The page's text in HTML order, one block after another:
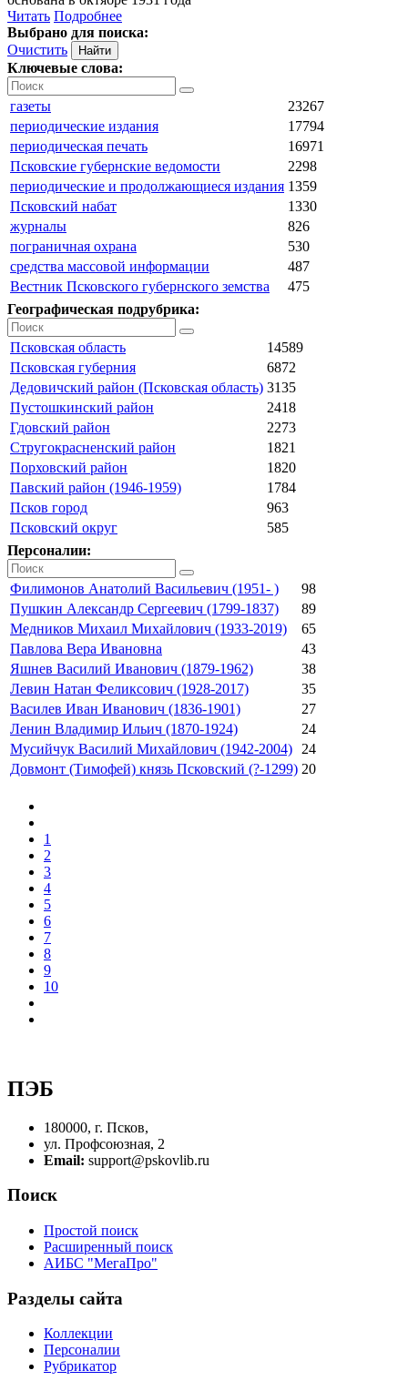
Читать Подробнее
Выбрано для поиска:
Очистить
Ключевые слова:
газеты
23267
периодические издания
17794
периодическая печать
16971
Псковские губернские ведомости
2298
периодические и продолжающиеся издания 1359
Псковский набат
1330
журналы
826
пограничная охрана
530
средства массовой информации
487
Вестник Псковского губернского земства
475
Географическая подрубрика:
Псковская область
14589
Псковская губерния
6872
Дедовичский район (Псковская область) 3135
Пустошкинский район
2418
Гдовский район
2273
Стругокрасненский район
1821
Порховский район
1820
Павский район (1946-1959)
1784
Псков город
963
Псковский округ
585
Персоналии:
Филимонов Анатолий Васильевич (1951- )
98
Пушкин Александр Сергеевич (1799-1837)
89
Медников Михаил Михайлович (1933-2019)
65
Павлова Вера Ивановна
43
Яшнев Василий Иванович (1879-1962)
38
Левин Натан Феликсович (1928-2017)
35
Василев Иван Иванович (1836-1901)
27
Ленин Владимир Ильич (1870-1924)
24
Мусийчук Василий Михайлович (1942-2004)
24
Довмонт (Тимофей) князь Псковский (?-1299) 20
1
2
3
4
5
6
7
8
9
10
ПЭБ
180000, г. Псков,
ул. Профсоюзная, 2
Email: support@pskovlib.ru
Поиск
Простой поиск
Расширенный поиск
АИБС "МегаПро"
Разделы сайта
Коллекции
Персоналии
Рубрикатор